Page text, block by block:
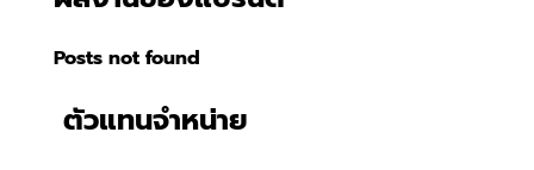
Posts not found
ตัวแทนจำหน่าย